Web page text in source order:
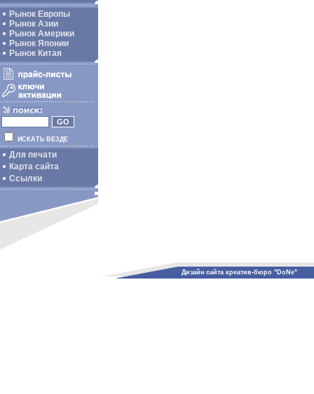
Рынок Европы
Рынок Азии
Рынок Америки
Рынок Японии
Рынок Китая
ИСКАТЬ ВЕЗДЕ
Для печати
Карта сайта
Ссылки
Дизайн сайта креатив-бюро "DoNe"